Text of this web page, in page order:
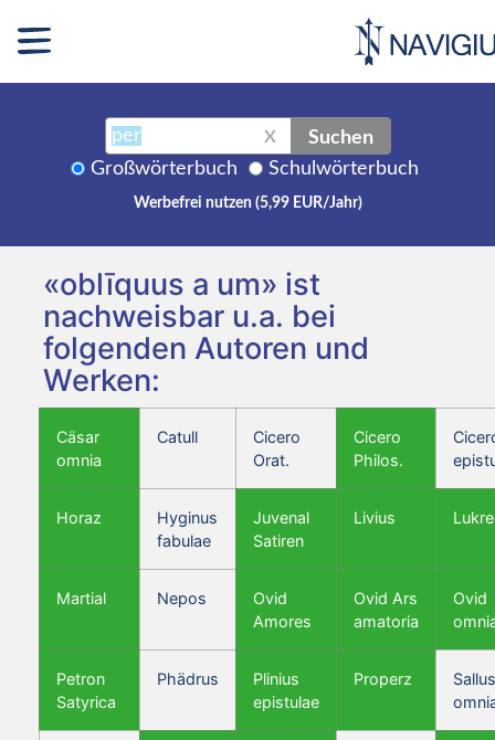
X Suchen
Großwörterbuch Schulwörterbuch
Werbefrei nutzen (5,99 EUR/Jahr)
«oblīquus a um» ist
nachweisbar u.a. bei
folgenden Autoren und
Werken:
Cäsar
omnia
Catull
Cicero
Orat.
Cicero
Philos.
Horaz
Hyginus
fabulae
Juvenal
Satiren
Livius
Martial Nepos
Ovid
Amores
Ovid Ars
amatoria
Ovid
Petron
Satyrica
Phädrus
Plinius
epistulae
Properz